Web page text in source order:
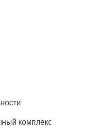
комплекс